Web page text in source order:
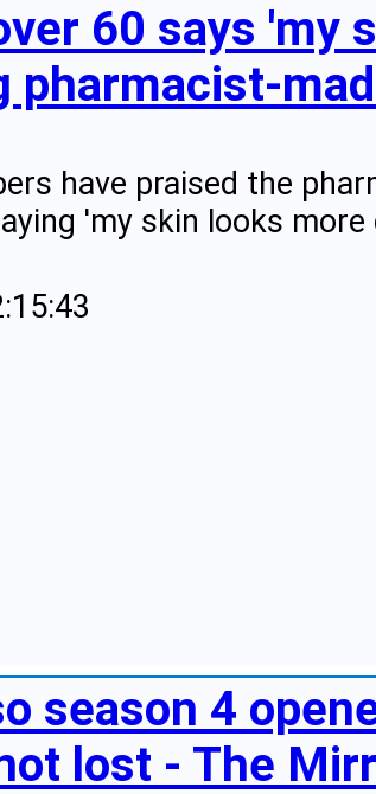
60 says 'my
pharmacist-
have praised the
'my skin looks
season 4
lost - The